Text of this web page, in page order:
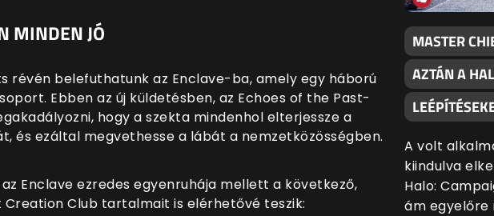
MINDEN JÓ
révén belefuthatunk az Enclave-ba, amely egy háború
Ebben az új küldetésben, az Echoes of the Past-
hogy a szekta mindenhol elterjessze a
és ezáltal megvethesse a lábát a nemzetközösségben.
Enclave ezredes egyenruhája mellett a következő,
Club tartalmait is elérhetővé teszik:
MASTER
AZTÁN A
A volt
kiindulva
Halo:
ám egyelőre